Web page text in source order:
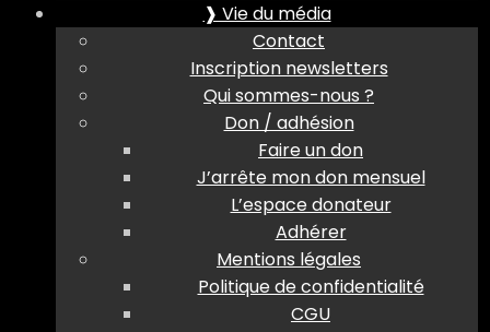
❱ Vie du média
Contact
Inscription newsletters
Qui sommes-nous ?
Don / adhésion
Faire un don
J’arrête mon don mensuel
L’espace donateur
Adhérer
Mentions légales
Politique de confidentialité
CGU